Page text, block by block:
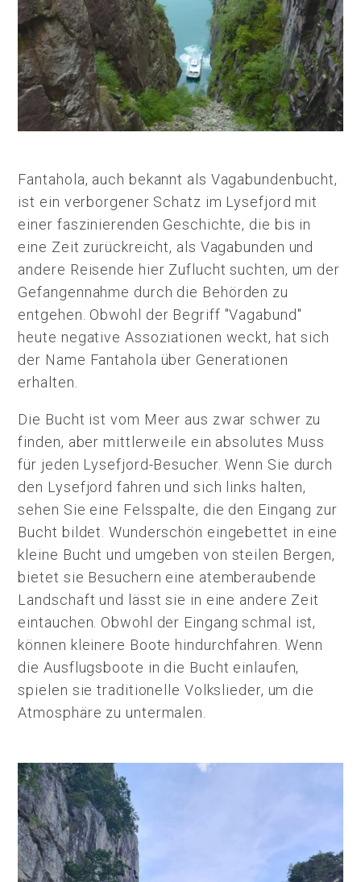
Fantahola, auch bekannt als Vagabundenbucht,
ist ein verborgener Schatz im Lysefjord mit
einer faszinierenden Geschichte, die bis in
eine Zeit zurückreicht, als Vagabunden und
andere Reisende hier Zuflucht suchten, um der
Gefangennahme durch die Behörden zu
entgehen. Obwohl der Begriff "Vagabund"
heute negative Assoziationen weckt, hat sich
der Name Fantahola über Generationen
erhalten.
Die Bucht ist vom Meer aus zwar schwer zu
finden, aber mittlerweile ein absolutes Muss
für jeden Lysefjord-Besucher. Wenn Sie durch
den Lysefjord fahren und sich links halten,
sehen Sie eine Felsspalte, die den Eingang zur
Bucht bildet. Wunderschön eingebettet in eine
kleine Bucht und umgeben von steilen Bergen,
bietet sie Besuchern eine atemberaubende
Landschaft und lässt sie in eine andere Zeit
eintauchen. Obwohl der Eingang schmal ist,
können kleinere Boote hindurchfahren. Wenn
die Ausflugsboote in die Bucht einlaufen,
spielen sie traditionelle Volkslieder, um die
Atmosphäre zu untermalen.